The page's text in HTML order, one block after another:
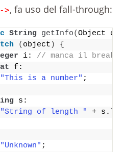
->, fa uso del fall-through:
String getInfo(Object
( object )
{
i: // manca il break:
f:
"This is a number" ;
s:
"String of length " + s.
"Unknown" ;